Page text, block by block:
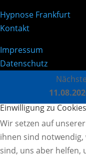
Hypnose Frankfurt
Kontakt
Impressum
Datenschutz
Einwilligung zu
Wir setzen auf
ihnen sind
sind, uns aber helfen,